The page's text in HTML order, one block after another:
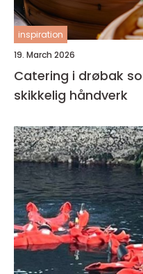
inspiration
19. March 2026
Catering i drøbak
skikkelig håndverk